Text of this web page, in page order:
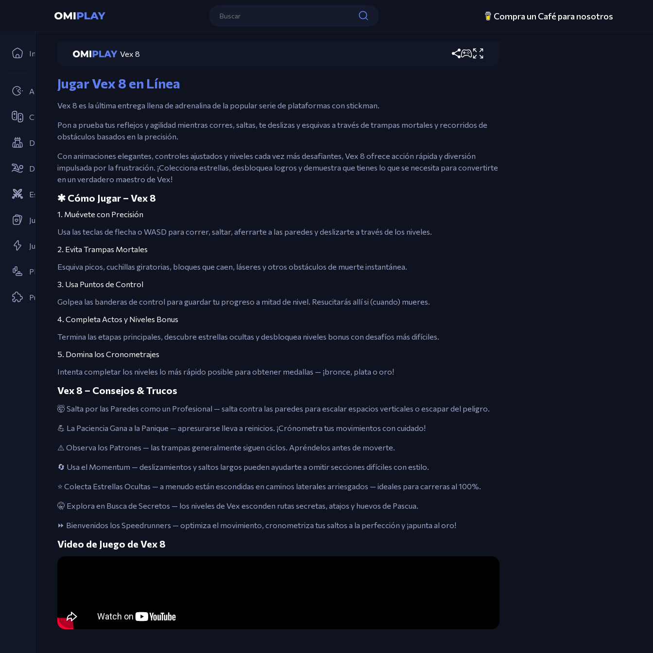
Compra un Café para nosotros
Inicio
Arcades
Cooperativo
Defensa de Torres
Deportes
Estrategias
Juegos de Cartas
Juegos Flash
Plataforma
Puzzle
Vex 8
Jugar Vex 8 en Línea
Vex 8 es la última entrega llena de adrenalina de la popular serie de plataformas con stickman.
Pon a prueba tus reflejos y agilidad mientras corres, saltas, te deslizas y esquivas a través de trampas mortales y recorridos de
obstáculos basados en la precisión.
Con animaciones elegantes, controles ajustados y niveles cada vez más desafiantes, Vex 8 ofrece acción rápida y diversión
impulsada por la frustración. ¡Colecciona estrellas, desbloquea logros y demuestra que tienes lo que se necesita para convertirte
en un verdadero maestro de Vex!
🞹 Cómo Jugar – Vex 8
1. Muévete con Precisión
Usa las teclas de flecha o WASD para correr, saltar, aferrarte a las paredes y deslizarte a través de los niveles.
2. Evita Trampas Mortales
Esquiva picos, cuchillas giratorias, bloques que caen, láseres y otros obstáculos de muerte instantánea.
3. Usa Puntos de Control
Golpea las banderas de control para guardar tu progreso a mitad de nivel. Resucitarás allí si (cuando) mueres.
4. Completa Actos y Niveles Bonus
Termina las etapas principales, descubre estrellas ocultas y desbloquea niveles bonus con desafíos más difíciles.
5. Domina los Cronometrajes
Intenta completar los niveles lo más rápido posible para obtener medallas — ¡bronce, plata o oro!
Vex 8 – Consejos & Trucos
🤯 Salta por las Paredes como un Profesional — salta contra las paredes para escalar espacios verticales o escapar del peligro.
💪 La Paciencia Gana a la Panique — apresurarse lleva a reinicios. ¡Crónometra tus movimientos con cuidado!
⚠️ Observa los Patrones — las trampas generalmente siguen ciclos. Apréndelos antes de moverte.
🔄 Usa el Momentum — deslizamientos y saltos largos pueden ayudarte a omitir secciones difíciles con estilo.
⭐ Colecta Estrellas Ocultas — a menudo están escondidas en caminos laterales arriesgados — ideales para carreras al 100%.
🤫 Explora en Busca de Secretos — los niveles de Vex esconden rutas secretas, atajos y huevos de Pascua.
⏩ Bienvenidos los Speedrunners — optimiza el movimiento, cronometriza tus saltos a la perfección y ¡apunta al oro!
Video de Juego de Vex 8